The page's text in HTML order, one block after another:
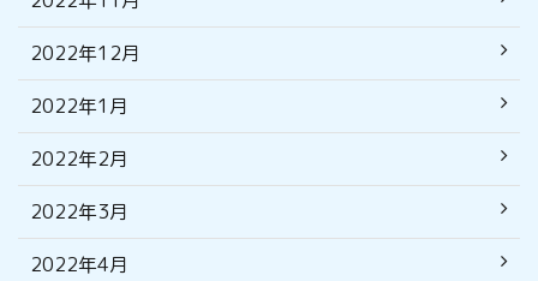
2022年12月
2022年1月
2022年2月
2022年3月
2022年4月